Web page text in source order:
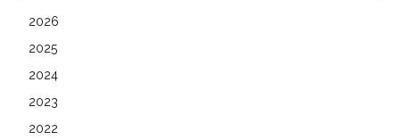
2026
2025
2024
2023
2022